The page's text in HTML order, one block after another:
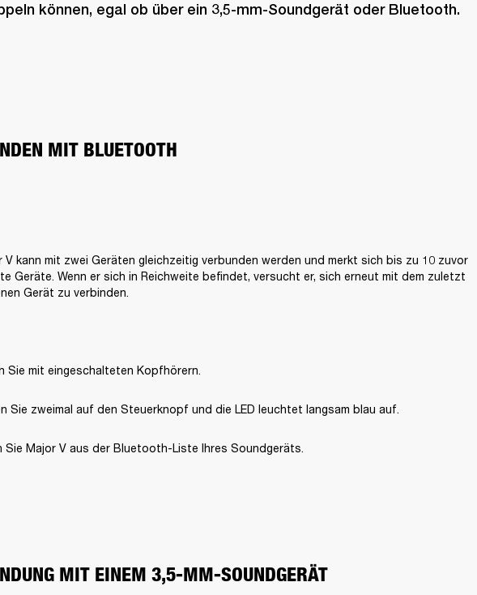
können, egal ob über ein 3,5-mm-Soundgerät oder Bluetooth.
MIT BLUETOOTH
V kann mit zwei Geräten gleichzeitig verbunden werden und merkt sich bis zu 10 zuvor
Geräte. Wenn er sich in Reichweite befindet, versucht er, sich erneut mit dem zuletzt
Gerät zu verbinden.
Sie mit eingeschalteten Kopfhörern.
Sie zweimal auf den Steuerknopf und die LED leuchtet langsam blau auf.
Sie Major V aus der Bluetooth-Liste Ihres Soundgeräts.
MIT EINEM 3,5-MM-SOUNDGERÄT